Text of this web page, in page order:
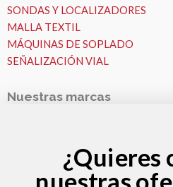
SONDAS Y LOCALIZADORES
MALLA TEXTIL
MÁQUINAS DE SOPLADO
SEÑALIZACIÓN VIAL
Nuestras marcas
VESALA
¿Quieres
nuestras